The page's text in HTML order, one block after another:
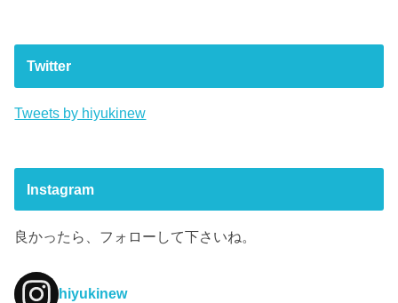
Twitter
Tweets by hiyukinew
Instagram
良かったら、フォローして下さいね。
hiyukinew